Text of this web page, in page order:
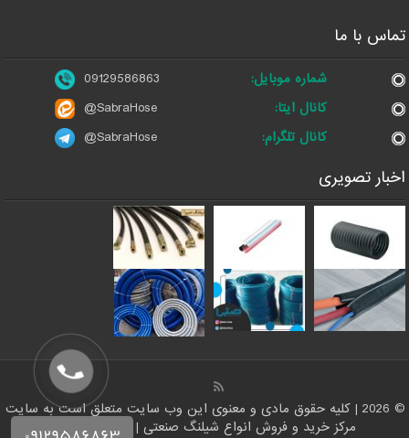
تماس با ما
شماره موبایل:
09129586863
کانال ایتا:
@SabraHose
کانال تلگرام:
@SabraHose
اخبار تصویری
© 2026 | کلیه حقوق مادی و معنوی این وب سایت متعلق است به سایت
مرکز خرید و فروش انواع شیلنگ صنعتی | فروشگاه شلنگ